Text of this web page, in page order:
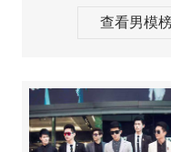
查看男模